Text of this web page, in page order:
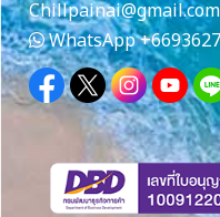
Chillpainai@gmail.com
WhatsApp